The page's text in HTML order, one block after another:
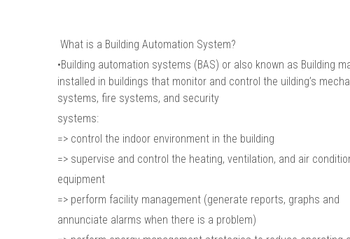
What is a Building Automation System?
•Building automation systems (BAS) or also known as Building
installed in buildings that monitor and control the uilding’s
systems, fire systems, and security
systems:
=> control the indoor environment in the building
=> supervise and control the heating, ventilation, and air
equipment
=> perform facility management (generate reports, graphs and
annunciate alarms when there is a problem)